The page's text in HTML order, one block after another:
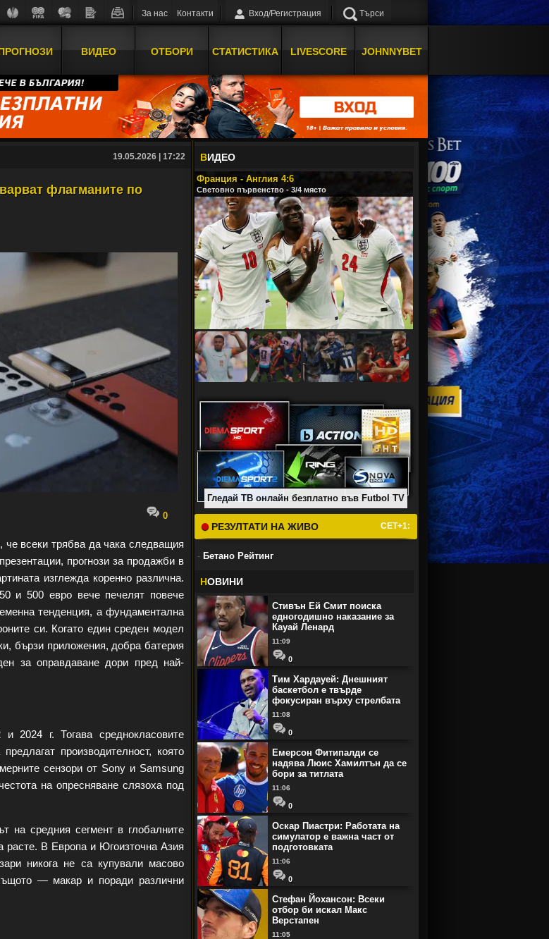
За нас Контакти Вход/Регистрация Търси
ВИДЕО ОТБОРИ СТАТИСТИКА LIVESCORE JOHNNYBET
19.05.2026 | 17:22
флагманите по
0
че всеки трябва да чака следващия
прогнози за продажби в
изглежда коренно различна.
и 500 евро вече печелят повече
тенденция, а фундаментална
си. Когато един среден модел
бързи приложения, добра батерия
за оправдаване дори пред най-
2024 г. Тогава среднокласовите
производителност, която
сензори от Sony и Samsung
на опресняване слязоха под
на средния сегмент в глобалните
расте. В Европа и Югоизточна Азия
никога не са купували масово
— макар и поради различни
ВИДЕО
Франция - Англия 4:6
Световно първенство - 3/4 място
Гледай ТВ онлайн безплатно във Futbol TV
РЕЗУЛТАТИ НА ЖИВО СЕТ+1:
- Бетано Рейтинг
НОВИНИ
Стивън Ей Смит поиска
едногодишно наказание за
Кауай Ленард
11:09
0
Тим Хардауей: Днешният
баскетбол е твърде
фокусиран върху стрелбата
11:08
0
Емерсон Фитипалди се
надява Люис Хамилтън да се
бори за титлата
11:06
0
Оскар Пиастри: Работата на
симулатор е важна част от
подготовката
11:06
0
Стефан Йохансон: Всеки
отбор би искал Макс
Верстапен
11:05